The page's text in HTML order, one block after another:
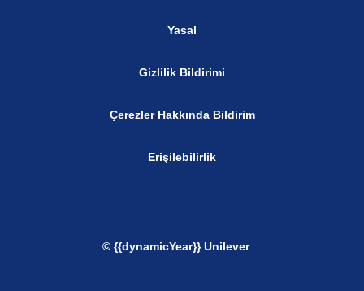
Yasal
Gizlilik Bildirimi
Çerezler Hakkında Bildirim
Erişilebilirlik
© {{dynamicYear}} Unilever